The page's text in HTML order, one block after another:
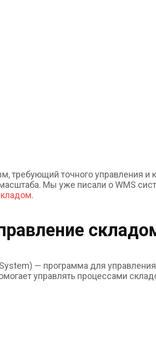
точного управления и
Мы уже писали о WMS
.
— программа для
управлять процессами